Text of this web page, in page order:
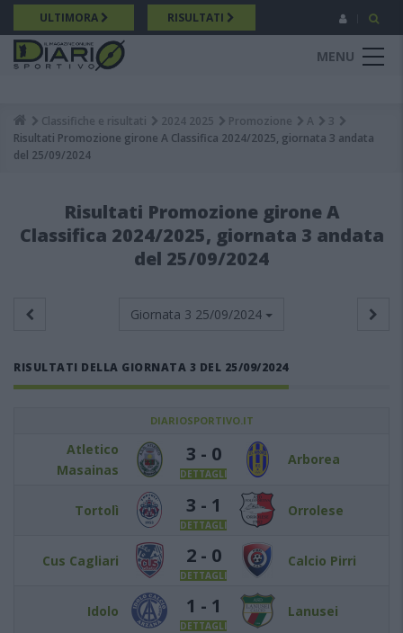
Salta
al
contenuto
principale
ULTIMORA RISULTATI
MENU
Breadcrumb
Classifiche e risultati 2024 2025 Promozione A
3
Risultati Promozione girone A Classifica 2024/2025, giornata 3 andata
del 25/09/2024
Risultati Promozione girone A
Classifica 2024/2025, giornata 3 andata
del 25/09/2024
Giornata 3 25/09/2024
RISULTATI DELLA GIORNATA 3 DEL 25/09/2024
DIARIOSPORTIVO.IT
Atletico
Masainas
3 - 0
DETTAGLI
Arborea
Tortolì 3 - 1
DETTAGLI
Orrolese
Cus Cagliari 2 - 0
DETTAGLI
Calcio Pirri
Idolo 1 - 1
DETTAGLI
Lanusei